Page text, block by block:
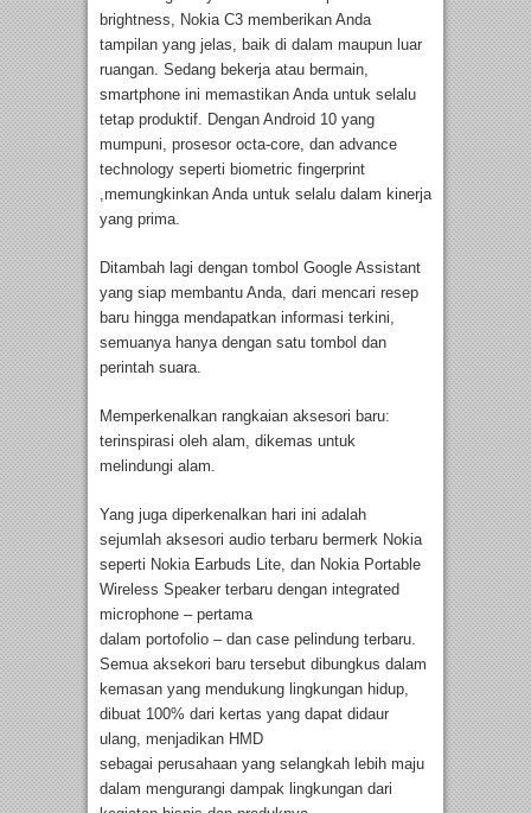
brightness, Nokia C3 memberikan Anda
tampilan yang jelas, baik di dalam maupun luar
ruangan. Sedang bekerja atau bermain,
smartphone ini memastikan Anda untuk selalu
tetap produktif. Dengan Android 10 yang
mumpuni, prosesor octa-core, dan advance
technology seperti biometric fingerprint
,memungkinkan Anda untuk selalu dalam kinerja
yang prima.
Ditambah lagi dengan tombol Google Assistant
yang siap membantu Anda, dari mencari resep
baru hingga mendapatkan informasi terkini,
semuanya hanya dengan satu tombol dan
perintah suara.
Memperkenalkan rangkaian aksesori baru:
terinspirasi oleh alam, dikemas untuk
melindungi alam.
Yang juga diperkenalkan hari ini adalah
sejumlah aksesori audio terbaru bermerk Nokia
seperti Nokia Earbuds Lite, dan Nokia Portable
Wireless Speaker terbaru dengan integrated
microphone – pertama
dalam portofolio – dan case pelindung terbaru.
Semua aksekori baru tersebut dibungkus dalam
kemasan yang mendukung lingkungan hidup,
dibuat 100% dari kertas yang dapat didaur
ulang, menjadikan HMD
sebagai perusahaan yang selangkah lebih maju
dalam mengurangi dampak lingkungan dari